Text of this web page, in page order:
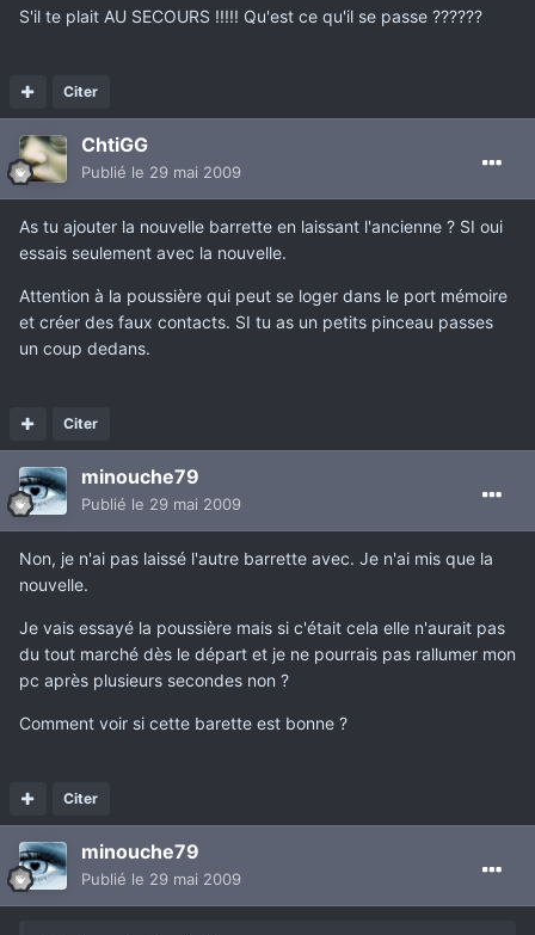
S'il te plait AU SECOURS !!!!! Qu'est ce qu'il se passe ??????
Citer
ChtiGG
Publié le 29 mai 2009
As tu ajouter la nouvelle barrette en laissant l'ancienne ? SI oui
essais seulement avec la nouvelle.
Attention à la poussière qui peut se loger dans le port mémoire
et créer des faux contacts. SI tu as un petits pinceau passes
un coup dedans.
Citer
minouche79
Publié le 29 mai 2009
Non, je n'ai pas laissé l'autre barrette avec. Je n'ai mis que la
nouvelle.
Je vais essayé la poussière mais si c'était cela elle n'aurait pas
du tout marché dès le départ et je ne pourrais pas rallumer mon
pc après plusieurs secondes non ?
Comment voir si cette barette est bonne ?
Citer
minouche79
Publié le 29 mai 2009